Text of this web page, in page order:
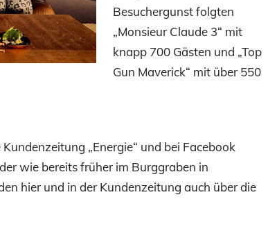
Besuchergunst folgten
„Monsieur Claude 3“ mit
knapp 700 Gästen und „Top
Gun Mave­rick“ mit über 550
„Energie“ und bei Facebook
wie bereits früher im Burggraben in
hier und in der Kundenzeitung auch über die